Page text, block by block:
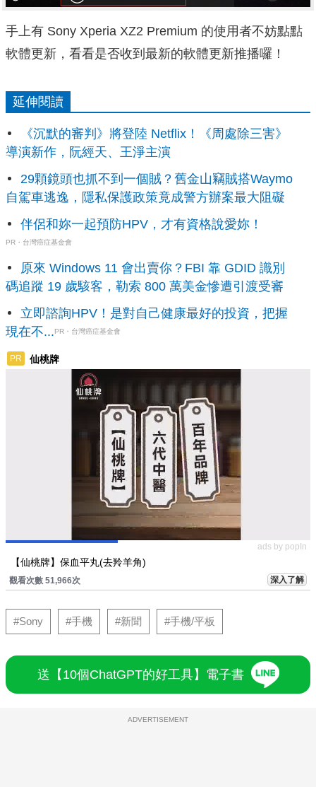
手上有 Sony Xperia XZ2 Premium 的使用者不妨點點
軟體更新，看看是否收到最新的軟體更新推播囉！
延伸閱讀
《沉默的審判》將登陸 Netflix！《周處除三害》
導演新作，阮經天、王淨主演
29顆鏡頭也抓不到一個賊？舊金山竊賊搭Waymo
自駕車逃逸，隱私保護政策竟成警方辦案最大阻礙
伴侶和妳一起預防HPV，才有資格說愛妳！
PR・台灣癌症基金會
原來 Windows 11 會出賣你？FBI 靠 GDID 識別
碼追蹤 19 歲駭客，勒索 800 萬美金慘遭引渡受審
立即諮詢HPV！是對自己健康最好的投資，把握
現在不...PR・台灣癌症基金會
PR 仙桃牌
ads by popIn
【仙桃牌】保血平丸(去羚羊角)
觀看次數 51,966次 深入了解
#Sony #手機 #新聞 #手機/平板
送【10個ChatGPT的好工具】電子書
ADVERTISEMENT